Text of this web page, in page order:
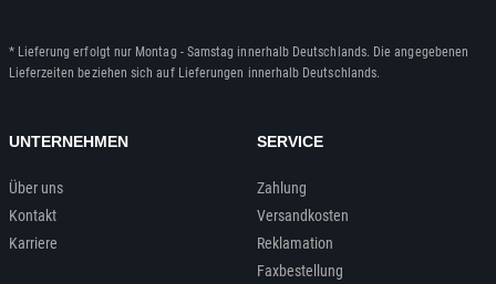
* Lieferung erfolgt nur Montag - Samstag innerhalb Deutschlands. Die angegebenen
Lieferzeiten beziehen sich auf Lieferungen innerhalb Deutschlands.
UNTERNEHMEN
Über uns
Kontakt
Karriere
SERVICE
Zahlung
Versandkosten
Reklamation
Faxbestellung